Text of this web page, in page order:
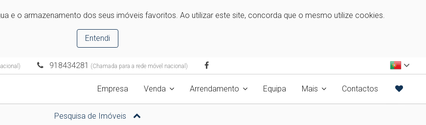
e o armazenamento dos seus imóveis favoritos. Ao utilizar este site, concorda que o mesmo utilize cookies.
Entendi
918434281 (Chamada para a rede móvel nacional)
Empresa Venda Arrendamento Equipa Mais Contactos
Pesquisa de Imóveis